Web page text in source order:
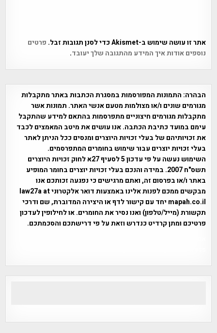
אתר זו עושה שימוש ב-Akismet כדי לסנן תגובות זבל.
פרטים
נוספים אודות איך המידע מהתגובה שלך יעובד.
הבהרה: התמונות המפורסמות במסגרת הכתבות באתר מתקבלות
מגורמים שונים ו/או מצולמות מטעם אנשי האתר. תמונות אשר
מתקבלות מגורמים חיצוניים מתפרסמות בהתאם למידע שהתקבל
עימם במועד כתיבת הכתבה. אנו עושים את מיטב המאמצים לכבד
את זכויותיהם של בעלי זכויות היוצרים ומנסים ככל הניתן לאתר
בעלי זכויות יוצרים עבור שימוש בחומרים המתפרסמים.
השימוש נעשה על פי עדכון 5 לסעיף 27א לחוק זכויות היוצרים
תשס"ח 2007. במידה והנכם בעלי זכויות יוצרים בחומר המופיע
באתר ו/או בפרסום זה, ואתם מרגישים כי נפגעה זכותכם אנו
מבקשים ממכם לפנות אלינו באמצעות דואר אלקטרוני law27a at
mapah.co.il יחד עם קישור לדף או היצירה המדוברת, שם ודרכי
תקשורת (מייל/טלפון) ואנו נסיר את החומרים. או לחילופין לעדכון
פרטיכם ומתן קרדיט כנדרש וזאת על פי דרישתכם והסכמתכם.